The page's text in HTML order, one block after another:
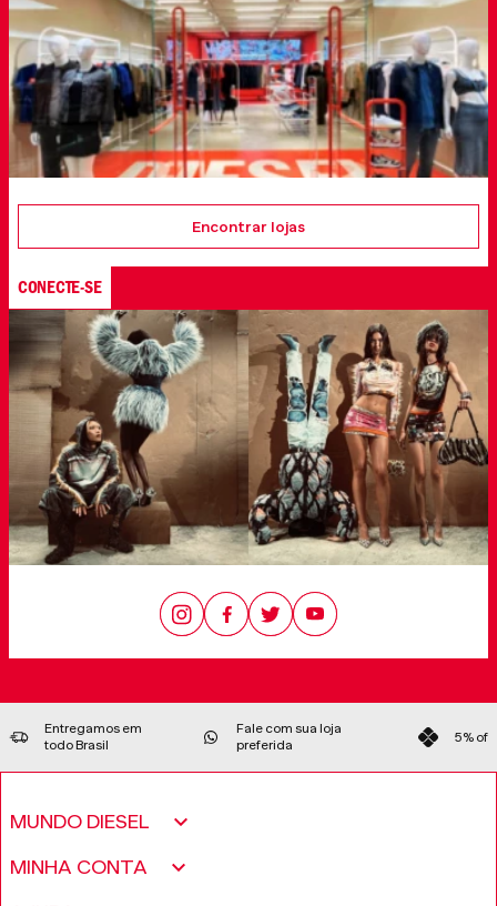
Encontrar lojas
CONECTE-SE
Entregamos em
todo Brasil
Fale com sua loja
preferida
5% off
MUNDO DIESEL
Sobre nós
MINHA CONTA